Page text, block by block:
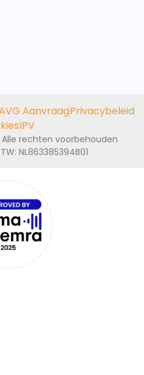
AanvraagPrivacybeleid
IPV
Alle rechten voorbehouden
NL863385394B01